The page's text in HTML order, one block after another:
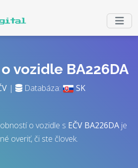
vozidle BA226DA
| Databáza: SK
o vozidle s EČV BA226DAje
overiť, či ste človek.